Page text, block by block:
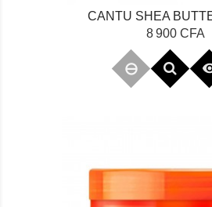
CANTU SHEA
Prix
8 900 CFA